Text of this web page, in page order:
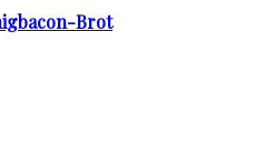
Brot